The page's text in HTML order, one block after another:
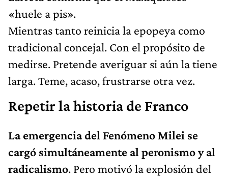
«huele a pis».
Mientras tanto reinicia la epopeya como
tradicional concejal. Con el propósito de
medirse. Pretende averiguar si aún la tiene
larga. Teme, acaso, frustrarse otra vez.
Repetir la historia de Franco
La emergencia del Fenómeno Milei se
cargó simultáneamente al peronismo y al
radicalismo. Pero motivó la explosión del